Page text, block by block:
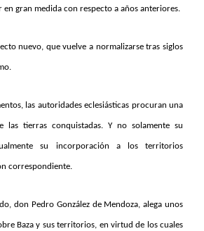
en gran medida con respecto a años anteriores.
nuevo, que vuelve a normalizarse tras siglos
las autoridades eclesiásticas procuran una
las tierras conquistadas. Y no solamente su
su incorporación a los territorios
correspondiente.
don Pedro González de Mendoza, alega unos
Baza y sus territorios, en virtud de los cuales